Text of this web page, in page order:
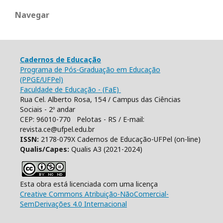
Navegar
Cadernos de Educação
Programa de Pós-Graduação em Educação
(PPGE/UFPel)
Faculdade de Educação - (FaE)
Rua Cel. Alberto Rosa, 154 / Campus das Ciências
Sociais - 2º andar
CEP: 96010-770 Pelotas - RS / E-mail:
revista.ce@ufpel.edu.br
ISSN: 2178-079X Cadernos de Educação-UFPel (on-line)
Qualis/Capes: Qualis A3 (2021-2024)
Esta obra está licenciada com uma licença
Creative Commons Atribuição-NãoComercial-
SemDerivações 4.0 Internacional